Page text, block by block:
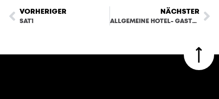
VORHERIGER
SAT1
NÄCHSTER
ALLGEMEINE HOTEL- GASTRONOMIE ZEITUNG